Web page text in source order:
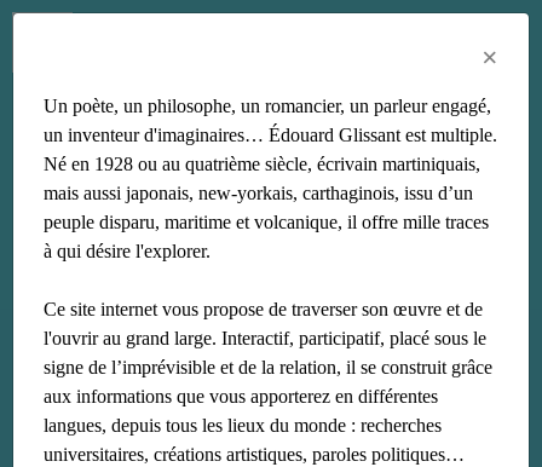
Colloque
×
Un poète, un philosophe, un romancier, un parleur engagé,
un inventeur d'imaginaires… Édouard Glissant est multiple.
Né en 1928 ou au quatrième siècle, écrivain martiniquais,
mais aussi japonais, new-yorkais, carthaginois, issu d’un
peuple disparu, maritime et volcanique, il offre mille traces
à qui désire l'explorer.
Ce site internet vous propose de traverser son œuvre et de
l'ouvrir au grand large. Interactif, participatif, placé sous le
signe de l’imprévisible et de la relation, il se construit grâce
aux informations que vous apporterez en différentes
langues, depuis tous les lieux du monde : recherches
universitaires, créations artistiques, paroles politiques…